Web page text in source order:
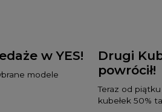
w YES!
modele
Drugi
powrócił!
Teraz od
kubełek 50%